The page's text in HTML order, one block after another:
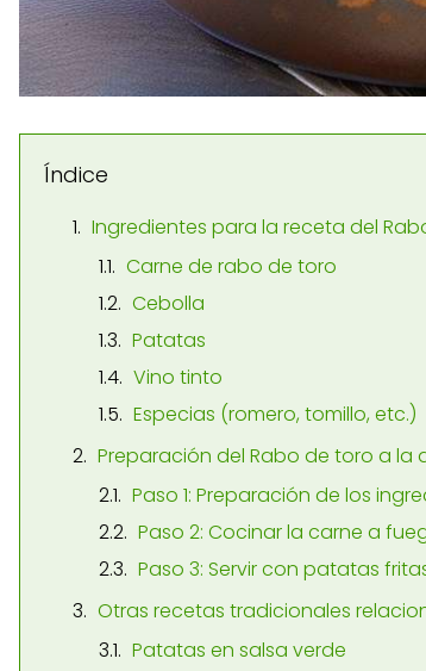
Índice
Ingredientes para la receta del
Carne de rabo de toro
Cebolla
Patatas
Vino tinto
Especias (romero, tomillo, etc.)
Preparación del Rabo de toro a la
Paso 1: Preparación de los
Paso 2: Cocinar la carne a
Paso 3: Servir con patatas
Otras recetas tradicionales
Patatas en salsa verde